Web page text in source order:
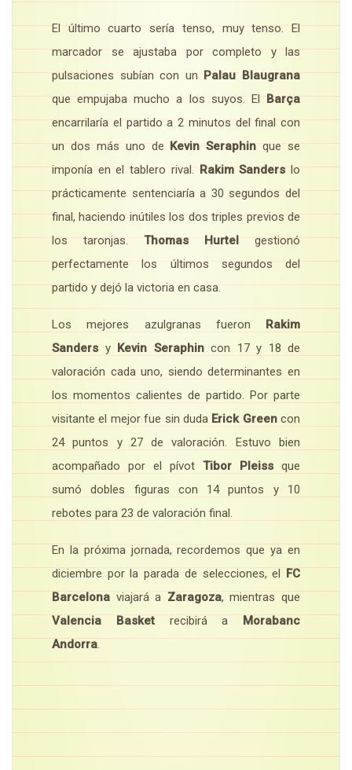
El último cuarto sería tenso, muy tenso. El
marcador se ajustaba por completo y las
pulsaciones subían con un
Palau Blaugrana
que empujaba mucho a los suyos. El
Barça
encarrilaría el partido a 2 minutos del final con
un dos más uno de
Kevin Seraphin que se
imponía en el tablero rival.
Rakim Sanders lo
prácticamente sentenciaría a 30 segundos del
final, haciendo inútiles los dos triples previos de
los taronjas. Thomas Hurtel
gestionó
perfectamente los últimos segundos del
partido y dejó la victoria en casa.
Los mejores azulgranas fueron
Rakim
Sanders y Kevin Seraphincon 17 y 18 de
valoración cada uno, siendo determinantes en
los momentos calientes de partido. Por parte
visitante el mejor fue sin duda Erick Greencon
24 puntos y 27 de valoración. Estuvo bien
acompañado por el pívot Tibor Pleiss que
sumó dobles figuras con 14 puntos y 10
rebotes para 23 de valoración final.
En la próxima jornada, recordemos que ya en
diciembre por la parada de selecciones, el
FC
Barcelona viajará a Zaragoza, mientras que
Valencia Basketrecibirá a
Morabanc
Andorra.